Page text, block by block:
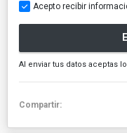
Acepto recibir
Al enviar tus datos aceptas
Compartir: